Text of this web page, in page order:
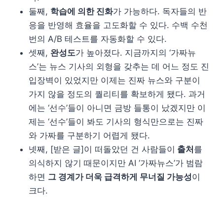
둘째, 학습에 의한 진화가 가능하다. 독자들의 반
응을 반영해 효율을 고도화할 수 있다. 수백 수천
번의 A/B 테스트를 자동화할 수 있다.
셋째, 완성도가 높아졌다. 지금까지의 ‘가짜뉴
스’는 뉴스 기사의 외형을 갖추는 데 어느 정도 진
입장벽이 있었지만 이제는 진짜 뉴스와 구분이
가지 않을 정도의 퀄리티를 확보하게 됐다. 과거
에는 ‘선수’들이 아니면 금방 들통이 났겠지만 이
제는 ‘선수’들이 봐도 기사의 형식만으로는 진짜
와 가짜를 구분하기 어렵게 됐다.
넷째, [받은 글]이 떠돌았던 건 사람들이 출처 를
의식하지 않기 때문이지만 AI ‘가짜뉴스’가 범람
하면 그 경계가 더욱 급격하게 무너질 가능성이
크다.